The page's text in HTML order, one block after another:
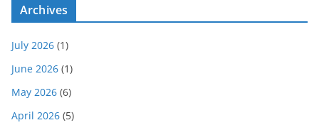
Archives
July 2026 (1)
June 2026 (1)
May 2026 (6)
April 2026 (5)